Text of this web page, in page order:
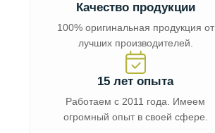
Качество продукции
100% оригинальная продукция от
лучших производителей.
15 лет опыта
Работаем с 2011 года. Имеем
огромный опыт в своей сфере.